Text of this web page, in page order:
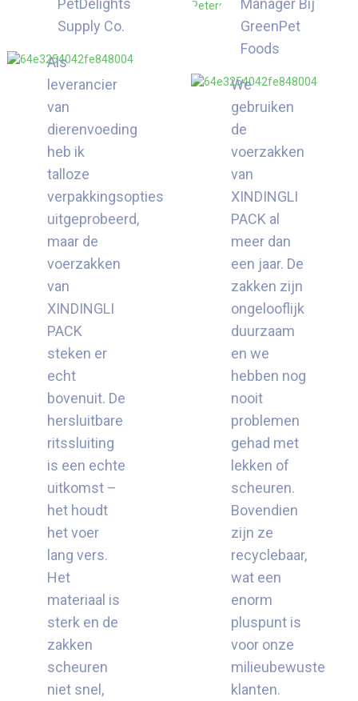
Supply Co.
Als
leverancier
van
dierenvoeding
heb ik
talloze
verpakkingsopties
uitgeprobeerd,
maar de
voerzakken
van
XINDINGLI
PACK
steken er
echt
bovenuit. De
hersluitbare
ritssluiting
is een echte
uitkomst –
het houdt
het voer
lang vers.
Het
materiaal is
sterk en de
zakken
scheuren
niet snel,
GreenPet
Foods
We
gebruiken
de
voerzakken
van
XINDINGLI
PACK al
meer dan
een jaar. De
zakken zijn
ongelooflijk
duurzaam
en we
hebben nog
nooit
problemen
gehad met
lekken of
scheuren.
Bovendien
zijn ze
recyclebaar,
wat een
enorm
pluspunt is
voor onze
milieubewuste
klanten.